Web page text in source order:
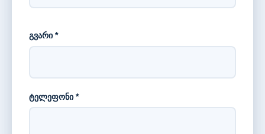
გვარი *
ტელეფონი *